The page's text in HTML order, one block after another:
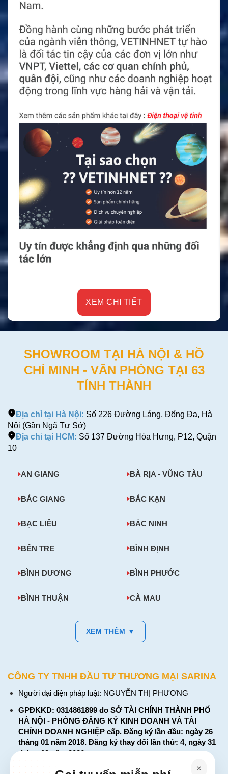
XEM CHI TIẾT
SHOWROOM TẠI HÀ NỘI & HỒ
CHÍ MINH - VĂN PHÒNG TẠI 63
TỈNH THÀNH
Địa chỉ tại Hà Nội: Số 226 Đường Láng, Đống Đa, Hà
Nội (Gần Ngã Tư Sở)
Địa chỉ tại HCM: Số 137 Đường Hòa Hưng, P12, Quận
10
AN GIANG BÀ RỊA - VŨNG TÀU
BẮC GIANG BẮC KẠN
BẠC LIÊU BẮC NINH
BẾN TRE BÌNH ĐỊNH
BÌNH DƯƠNG BÌNH PHƯỚC
BÌNH THUẬN CÀ MAU
XEM THÊM ▼
CÔNG TY TNHH ĐẦU TƯ THƯƠNG MẠI SARINA
Người đại diện pháp luật: NGUYỄN THỊ PHƯƠNG
GPĐKKD: 0314861899 do SỞ TÀI CHÍNH THÀNH PHỐ
HÀ NỘI - PHÒNG ĐĂNG KÝ KINH DOANH VÀ TÀI
CHÍNH DOANH NGHIỆP cấp. Đăng ký lần đầu: ngày 26
tháng 01 năm 2018. Đăng ký thay đổi lần thứ: 4, ngày 31
tháng 03 năm 2026
226 Đường Láng, Đống Đa, Hà Nội